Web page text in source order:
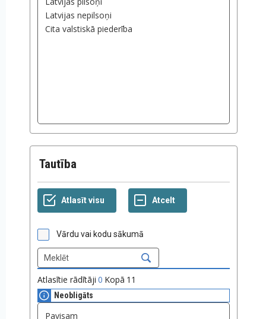
Tautība
Vārdu vai kodu sākumā
Atlasītie rādītāji 0 Kopā 11
Neobligāts